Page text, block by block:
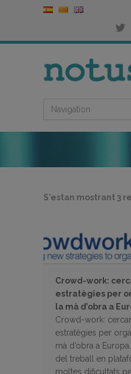
S'estan mostrant 3
Crowd-work:
estratègies per
la mà d’obra a
Crowd-work:
estratègies per
mà d’obra a
del treball en
moltes dificultats